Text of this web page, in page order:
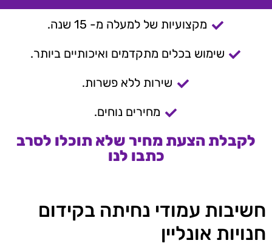
מקצועיות של למעלה מ- 15 שנה.
שימוש בכלים מתקדמים ואיכותיים ביותר.
שירות ללא פשרות.
מחירים נוחים.
לקבלת הצעת מחיר שלא תוכלו לסרב
כתבו לנו
חשיבות עמודי נחיתה בקידום
חנויות אונליין